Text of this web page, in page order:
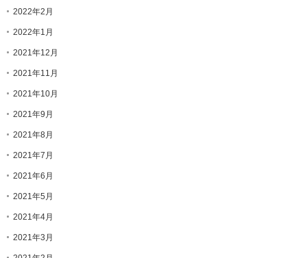
2022年2月
2022年1月
2021年12月
2021年11月
2021年10月
2021年9月
2021年8月
2021年7月
2021年6月
2021年5月
2021年4月
2021年3月